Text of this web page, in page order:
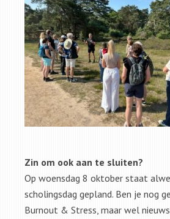
Zin om ook aan te sluiten?
Op woensdag 8 oktober staat
scholingsdag gepland. Ben je nog
Burnout & Stress, maar wel